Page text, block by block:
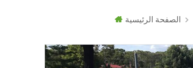
الصفحة الرئيسية